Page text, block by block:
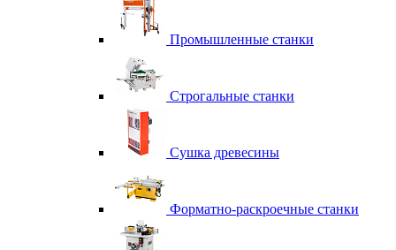
Промышленные станки
Строгальные станки
Сушка древесины
Форматно-раскроечные станки